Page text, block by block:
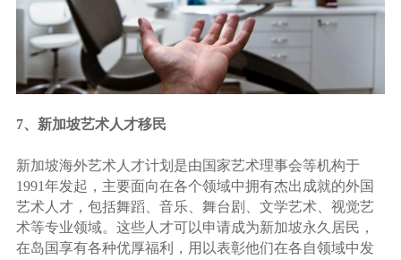
7、新加坡艺术人才移民
新加坡海外艺术人才计划是由国家艺术理事会等机构于
1991年发起，主要面向在各个领域中拥有杰出成就的外国
艺术人才，包括舞蹈、音乐、舞台剧、文学艺术、视觉艺
术等专业领域。这些人才可以申请成为新加坡永久居民，
在岛国享有各种优厚福利，用以表彰他们在各自领域中发